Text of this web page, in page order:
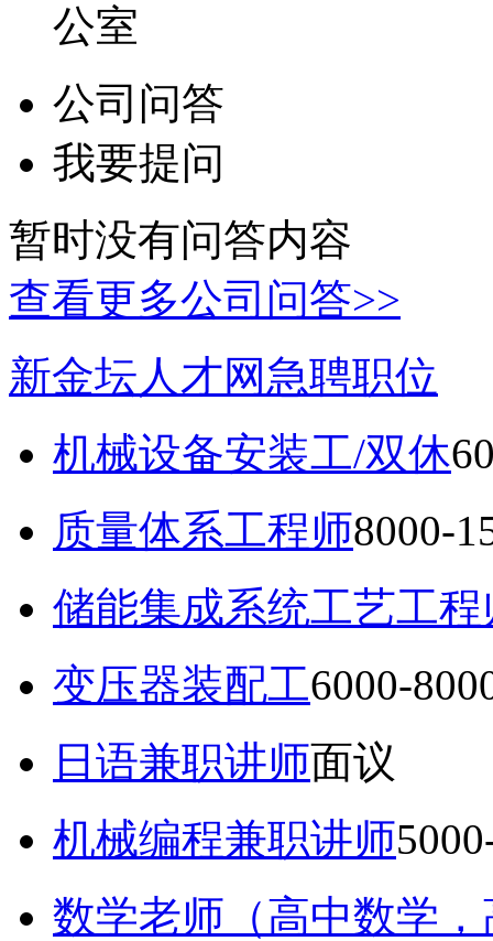
公室
公司问答
我要提问
暂时没有问答内容
查看更多公司问答>>
新金坛人才网急聘职位
机械设备安装工/双休
质量体系工程师8000-
储能集成系统工艺工程
变压器装配工6000-
日语兼职讲师面议
机械编程兼职讲师
数学老师（高中数学